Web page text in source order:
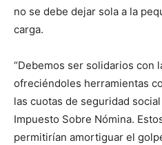
no se debe dejar sola a la
carga.
“Debemos ser solidarios con
ofreciéndoles herramientas
las cuotas de seguridad
Impuesto Sobre Nómina.
permitirían amortiguar el